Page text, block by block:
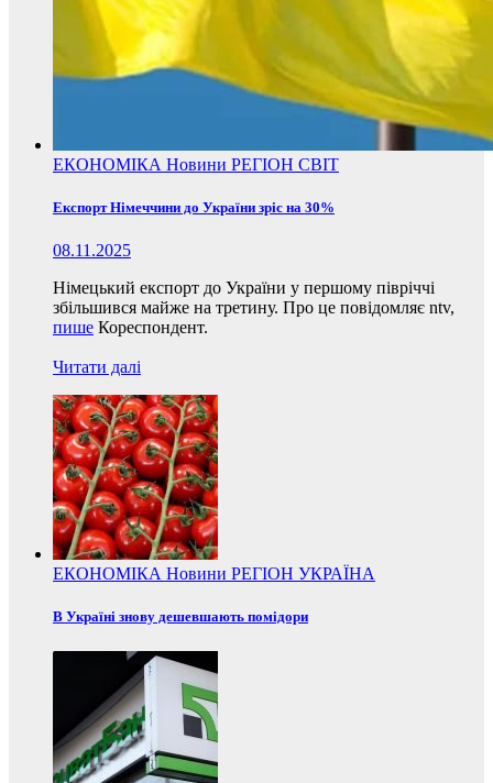
ЕКОНОМІКА Новини РЕГІОН СВІТ
Експорт Німеччини до України зріс на 30%
08.11.2025
Німецький експорт до України у першому півріччі
збільшився майже на третину. Про це повідомляє ntv,
пише Кореспондент.
Читати далі
ЕКОНОМІКА Новини РЕГІОН УКРАЇНА
В Україні знову дешевшають помідори